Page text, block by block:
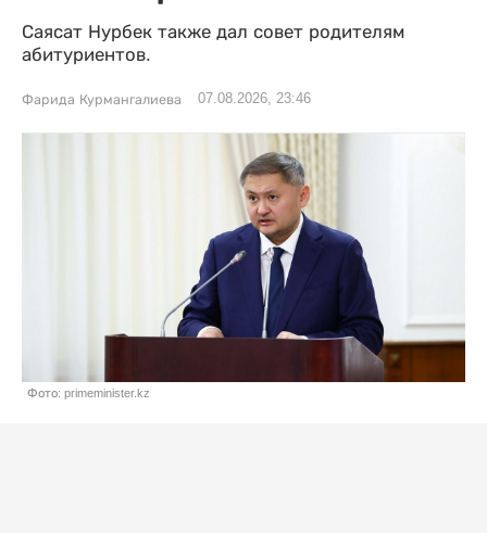
Саясат Нурбек также дал совет родителям
абитуриентов.
Фарида Курмангалиева 07.08.2026, 23:46
Фото: primeminister.kz